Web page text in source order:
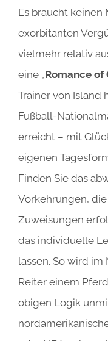
Es braucht keinen
exorbitanten
vielmehr relativ
eine „Romance of
Trainer von Island
Fußball-
erreicht – mit
eigenen
Finden Sie das
Vorkehrungen,
Zuweisungen
das individuelle
lassen. So wird
Reiter einem
obigen Logik